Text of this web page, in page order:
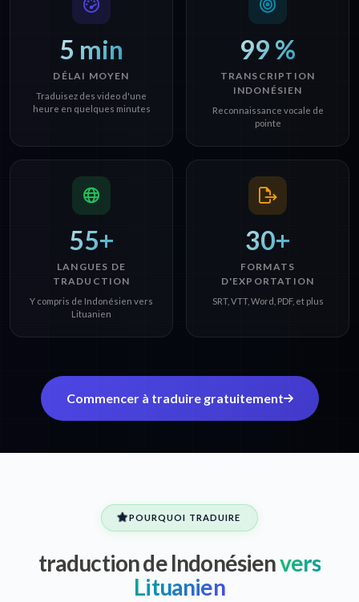
5 min
DÉLAI MOYEN
Traduisez des video d'une
heure en quelques minutes
99 %
TRANSCRIPTION
INDONÉSIEN
Reconnaissance vocale de
pointe
55+
LANGUES DE
TRADUCTION
Y compris de Indonésien vers
Lituanien
30+
FORMATS
D'EXPORTATION
SRT, VTT, Word, PDF, et plus
Commencer à traduire gratuitement
POURQUOI TRADUIRE
traduction de Indonésienvers
Lituanien